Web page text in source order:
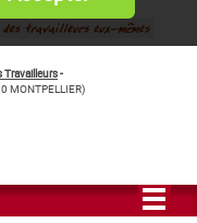
Travailleurs-
MONTPELLIER)